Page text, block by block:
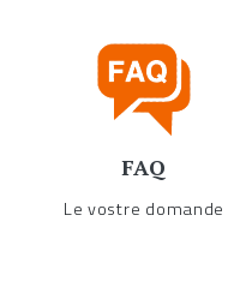
FAQ
Le vostre domande